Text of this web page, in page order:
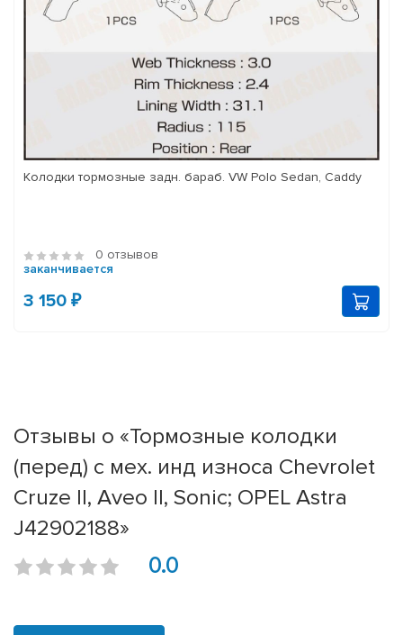
Колодки тормозные задн. бараб. VW Polo Sedan, Caddy
0 отзывов
заканчивается
3 150 ₽
Отзывы о «Тормозные колодки
(перед) с мех. инд износа Chevrolet
Cruze II, Aveo II, Sonic; OPEL Astra
J42902188»
0.0